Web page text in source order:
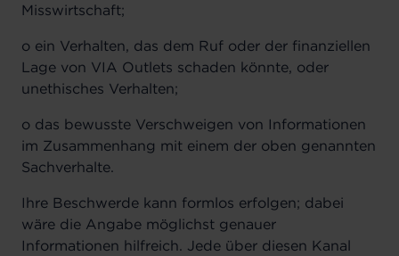
Misswirtschaft;
o ein Verhalten, das dem Ruf oder der finanziellen
Lage von VIA Outlets schaden könnte, oder
unethisches Verhalten;
o das bewusste Verschweigen von Informationen
im Zusammenhang mit einem der oben genannten
Sachverhalte.
Ihre Beschwerde kann formlos erfolgen; dabei
wäre die Angabe möglichst genauer
Informationen hilfreich. Jede über diesen Kanal